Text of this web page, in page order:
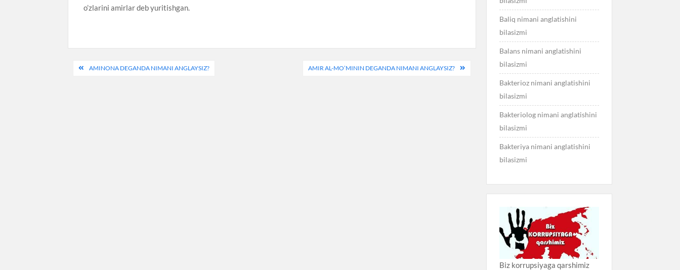
o’zlarini amirlar deb yuritishgan.
PostAMINONA DEGANDA NIMANI ANGLAYSIZ? AMIR AL-MO’MININ DEGANDA NIMANI ANGLAYSIZ?
Baliq nimani anglatishini
bilasizmi
Balans nimani anglatishini
bilasizmi
Bakterioz nimani anglatishini
bilasizmi
Bakteriolog nimani anglatishini
bilasizmi
Bakteriya nimani anglatishini
bilasizmi
Biz korrupsiyaga qarshimiz